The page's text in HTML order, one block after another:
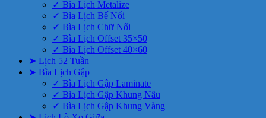
✓ Bìa Lịch Metalize
✓ Bìa Lịch Bế Nổi
✓ Bìa Lịch Chữ Nổi
✓ Bìa Lịch Offset 35×50
✓ Bìa Lịch Offset 40×60
➤ Lịch 52 Tuần
➤ Bìa Lịch Gập
✓ Bìa Lịch Gập Laminate
✓ Bìa Lịch Gập Khung Nâu
✓ Bìa Lịch Gập Khung Vàng